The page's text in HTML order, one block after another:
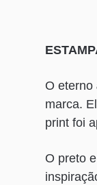
O eterno
marca.
print foi
O preto